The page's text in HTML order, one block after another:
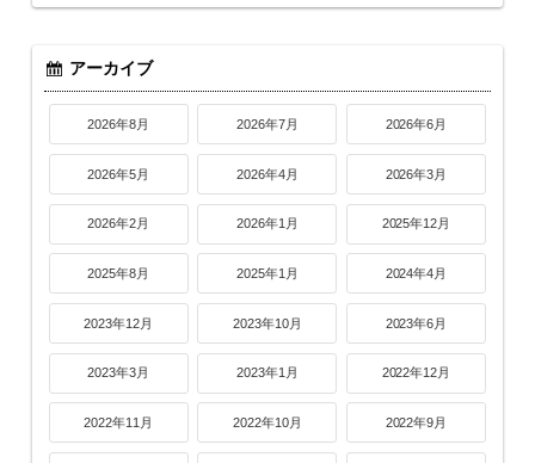
アーカイブ
2026年8月 2026年7月 2026年6月
2026年5月 2026年4月 2026年3月
2026年2月 2026年1月 2025年12月
2025年8月 2025年1月 2024年4月
2023年12月 2023年10月 2023年6月
2023年3月 2023年1月 2022年12月
2022年11月 2022年10月 2022年9月